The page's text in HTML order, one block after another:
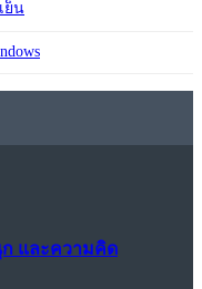
ย็น
ก และความคิด